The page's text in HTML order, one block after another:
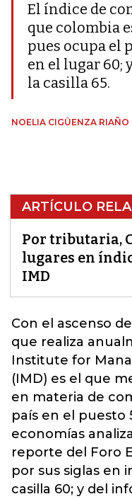
El índice de
que colombia
pues ocupa el
en el lugar 60;
la casilla 65.
NOELIA CIGÜENZA RIAÑO
ARTÍCULO
Por tributaria,
lugares en
IMD
Con el ascenso
que realiza
Institute for
(IMD) es el que
en materia de
país en el puesto
economías
reporte del Foro
por sus siglas en
casilla 60; y del